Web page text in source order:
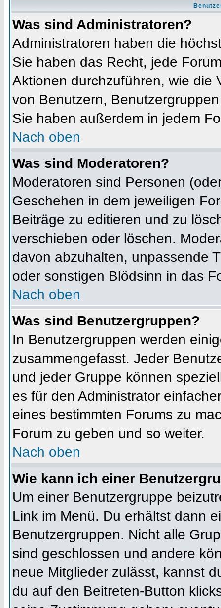
Was sind Administratoren?
Administratoren haben die
Sie haben das Recht, jede
Aktionen durchzuführen, wie die
von Benutzern,
Sie haben außerdem in jedem
Nach oben
Was sind Moderatoren?
Moderatoren sind Personen
Geschehen in dem jeweiligen
Beiträge zu editieren und zu
verschieben oder löschen.
davon abzuhalten, unpassende
oder sonstigen Blödsinn in das
Nach oben
Was sind Benutzergruppen?
In Benutzergruppen werden
zusammengefasst. Jeder
und jeder Gruppe können
es für den Administrator
eines bestimmten Forums zu
Forum zu geben und so weiter.
Nach oben
Wie kann ich einer
Um einer Benutzergruppe
Link im Menü. Du erhältst dann
Benutzergruppen. Nicht alle
sind geschlossen und andere
neue Mitglieder zulässt, kannst
du auf den Beitreten-Button